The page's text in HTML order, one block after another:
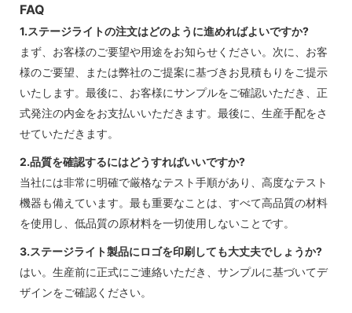
FAQ
1.ステージライトの注文はどのように進めればよいですか?
まず、お客様のご要望や用途をお知らせください。次に、お客
様のご要望、または弊社のご提案に基づきお見積もりをご提示
いたします。最後に、お客様にサンプルをご確認いただき、正
式発注の内金をお支払いいただきます。最後に、生産手配をさ
せていただきます。
2.品質を確認するにはどうすればいいですか?
当社には非常に明確で厳格なテスト手順があり、高度なテスト
機器も備えています。最も重要なことは、すべて高品質の材料
を使用し、低品質の原材料を一切使用しないことです。
3.ステージライト製品にロゴを印刷しても大丈夫でしょうか?
はい。生産前に正式にご連絡いただき、サンプルに基づいてデ
ザインをご確認ください。